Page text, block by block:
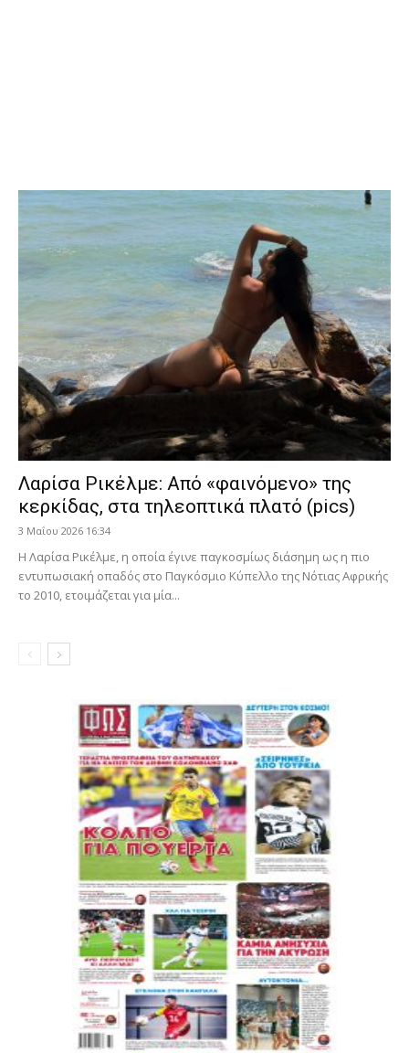
Λαρίσα Ρικέλμε: Από «φαινόμενο» της
κερκίδας, στα τηλεοπτικά πλατό (pics)
3 Μαΐου 2026 16:34
Η Λαρίσα Ρικέλμε, η οποία έγινε παγκοσμίως διάσημη ως η πιο
εντυπωσιακή οπαδός στο Παγκόσμιο Κύπελλο της Νότιας Αφρικής
το 2010, ετοιμάζεται για μία...